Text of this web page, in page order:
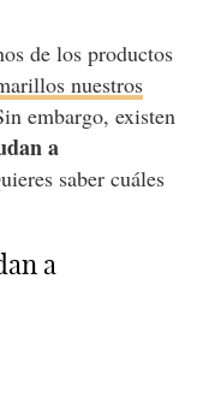
de los productos
nuestros
embargo, existen
a
saber cuáles
a